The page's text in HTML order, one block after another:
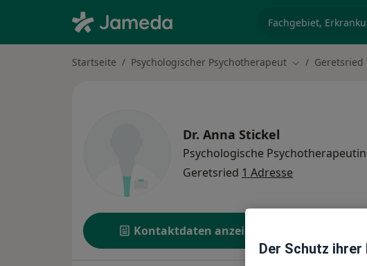
Startseite Psychologischer Psychotherapeut Stadt ändern
Geretsried
Dr. Anna Stickel
Psychologische Psychotherapeutin
Geretsried 1 Adresse
Kontaktdaten anzeigen
Der Schutz